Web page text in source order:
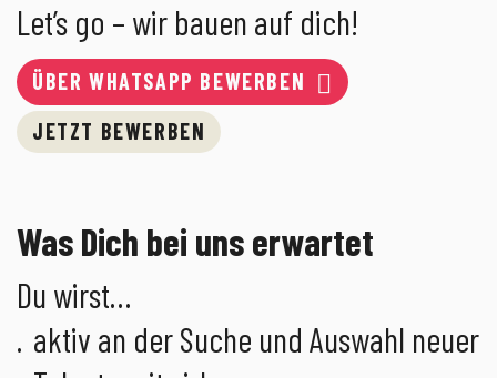
Let’s go – wir bauen auf dich!
ÜBER WHATSAPP BEWERBEN
JETZT BEWERBEN
Was Dich bei uns erwartet
Du wirst…
aktiv an der Suche und Auswahl neuer